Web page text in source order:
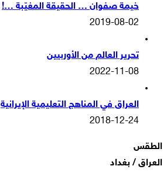
خيمة صفوان … الحقيقة المغيّبة …!
2019-08-02
تحرير العالم من الأوربيين
2022-11-08
العراق في المناهج التعليمية الإيرانية
2018-12-24
الطقس
العراق / بغداد